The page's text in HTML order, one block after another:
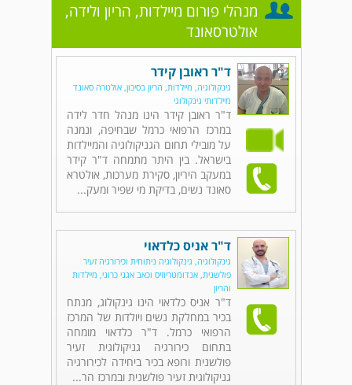
מנהלי פורום מיילדות, הריון ולידה,
אולטרסאונד
ד"ר ראובן קידר
גינקולוגיה, מיילדות, הריון בסיכון, אולטרה סאונד
מיילדותי גינקולוגי
ד"ר ראובן קידר הינו מנהל חדר לידה
במרכז הרפואי כרמל שבחיפה, ונמנה
על מובילי תחום הגניקולוגיה והמיילדות
בישראל. בין היתר מתמחה ד"ר קידר
במעקב היריון, סקירת מערכות, אולטרא
סאונד נשים, בדיקת מי שפיר ומעק...
ד"ר אניס כלדאוי
גינקולוגיה, גינקולוגיה ניתוחית וכירורגיה זעיר
פולשנית, אנדומטריוזיס וכאב אגני כרוני, מיילדות
והריון
ד"ר אניס כלדאוי הינו גינקולוג, מנתח
בכיר במחלקת נשים ויולדות של המרכז
הרפואי כרמל. ד"ר כלדאוי מומחה
בתחום כירורגיה גניקולוגית זעיר
פולשנית ורופא בכיר ביחידה לכירורגיה
גניקולוגית זעיר פולשנית ובמרכז הר...